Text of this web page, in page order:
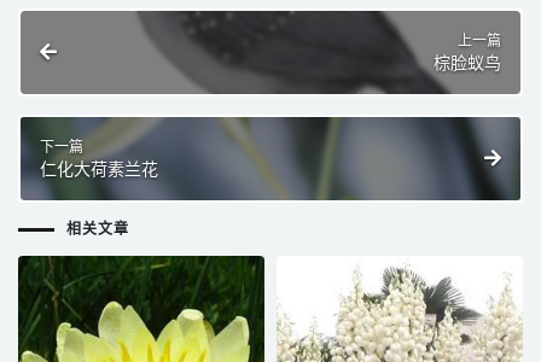
上一篇
棕脸蚁鸟
下一篇
仁化大荷素兰花
相关文章